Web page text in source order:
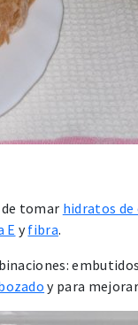
tomar hidratos de
E yfibra.
y para